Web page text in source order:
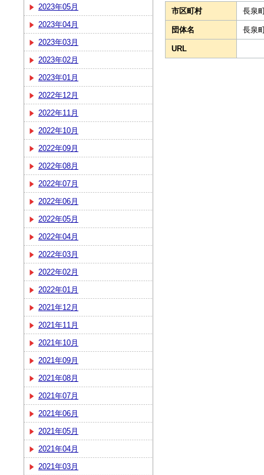
2023年05月
2023年04月
2023年03月
2023年02月
2023年01月
2022年12月
2022年11月
2022年10月
2022年09月
2022年08月
2022年07月
2022年06月
2022年05月
2022年04月
2022年03月
2022年02月
2022年01月
2021年12月
2021年11月
2021年10月
2021年09月
2021年08月
2021年07月
2021年06月
2021年05月
2021年04月
2021年03月
市区町村 長泉
団体名 長泉
URL